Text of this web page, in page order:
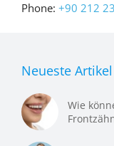
Phone: +90 212
Neueste Artikel
Wie